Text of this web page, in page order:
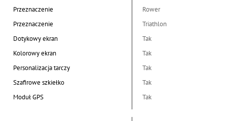
Przeznaczenie
Rower
Przeznaczenie
Triathlon
Dotykowy ekran
Tak
Kolorowy ekran
Tak
Personalizacja tarczy
Tak
Szafirowe szkiełko
Tak
Moduł GPS
Tak